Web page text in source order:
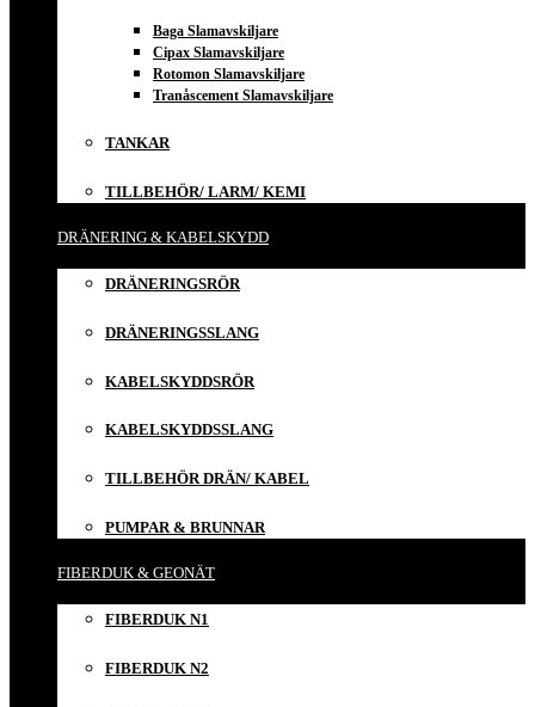
Baga Slamavskiljare
Cipax Slamavskiljare
Rotomon Slamavskiljare
Tranåscement Slamavskiljare
TANKAR
TILLBEHÖR/ LARM/ KEMI
DRÄNERING & KABELSKYDD
DRÄNERINGSRÖR
DRÄNERINGSSLANG
KABELSKYDDSRÖR
KABELSKYDDSSLANG
TILLBEHÖR DRÄN/ KABEL
PUMPAR & BRUNNAR
FIBERDUK & GEONÄT
FIBERDUK N1
FIBERDUK N2